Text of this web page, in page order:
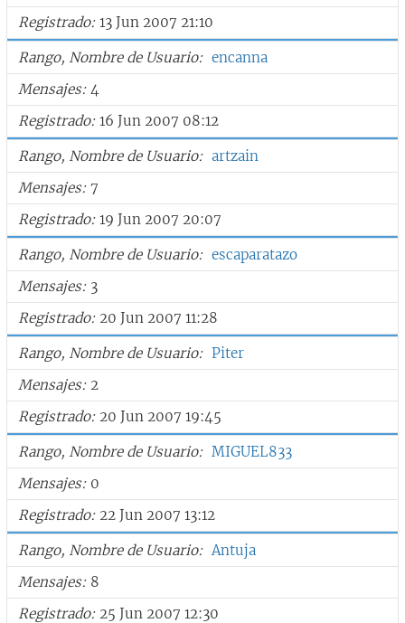
Registrado 13 Jun 2007 21:10
Rango, Nombre de Usuario
encanna
Mensajes 4
Registrado 16 Jun 2007 08:12
Rango, Nombre de Usuario
artzain
Mensajes 7
Registrado 19 Jun 2007 20:07
Rango, Nombre de Usuario
escaparatazo
Mensajes 3
Registrado 20 Jun 2007 11:28
Rango, Nombre de Usuario
Piter
Mensajes 2
Registrado 20 Jun 2007 19:45
Rango, Nombre de Usuario
MIGUEL833
Mensajes 0
Registrado 22 Jun 2007 13:12
Rango, Nombre de Usuario
Antuja
Mensajes 8
Registrado 25 Jun 2007 12:30